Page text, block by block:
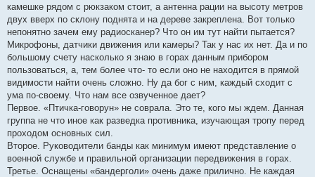
камешке рядом с рюкзаком стоит, а антенна рации на высоту метров
двух вверх по склону поднята и на дереве закреплена. Вот только
непонятно зачем ему радиосканер? Что он им тут найти пытается?
Микрофоны, датчики движения или камеры? Так у нас их нет. Да и по
большому счету насколько я знаю в горах данным прибором
пользоваться, а, тем более что- то если оно не находится в прямой
видимости найти очень сложно. Ну да бог с ним, каждый сходит с
ума по-своему. Что нам все озвученное дает?
Первое. «Птичка-говорун» не соврала. Это те, кого мы ждем. Данная
группа не что иное как разведка противника, изучающая тропу перед
проходом основных сил.
Второе. Руководители банды как минимум имеют представление о
военной службе и правильной организации передвижения в горах.
Третье. Оснащены «бандерголи» очень даже прилично. Не каждая